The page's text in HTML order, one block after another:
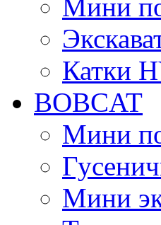
Мини
Катки
BOBCAT
Мини
Мини